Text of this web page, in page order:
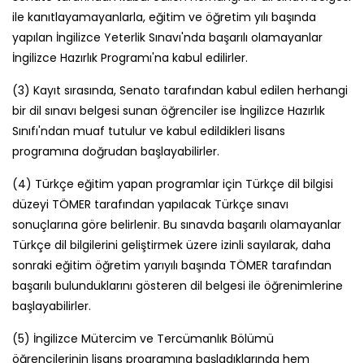
ile kanıtlayamayanlarla, eğitim ve öğretim yılı başında
yapılan İngilizce Yeterlik Sınavı'nda başarılı olamayanlar
İngilizce Hazırlık Programı'na kabul edilirler.
(3) Kayıt sırasında, Senato tarafından kabul edilen herhangi
bir dil sınavı belgesi sunan öğrenciler ise İngilizce Hazırlık
Sınıfı'ndan muaf tutulur ve kabul edildikleri lisans
programına doğrudan başlayabilirler.
(4) Türkçe eğitim yapan programlar için Türkçe dil bilgisi
düzeyi TÖMER tarafından yapılacak Türkçe sınavı
sonuçlarına göre belirlenir. Bu sınavda başarılı olamayanlar
Türkçe dil bilgilerini geliştirmek üzere izinli sayılarak, daha
sonraki eğitim öğretim yarıyılı başında TÖMER tarafından
başarılı bulunduklarını gösteren dil belgesi ile öğrenimlerine
başlayabilirler.
(5) İngilizce Mütercim ve Tercümanlık Bölümü
öğrencilerinin lisans programına başladıklarında hem